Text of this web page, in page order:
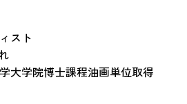
スト
大学院博士課程油画単位取得